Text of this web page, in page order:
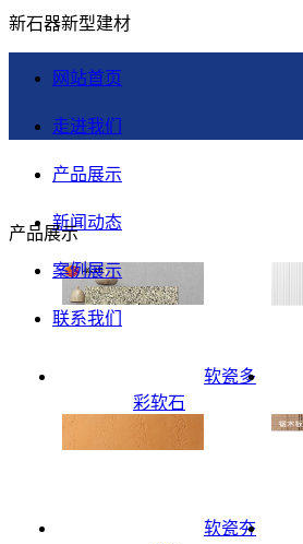
新石器新型建材
网站首页
走进我们
产品展示
新闻动态
案例展示
联系我们
产品展示
软瓷多
彩软石
软瓷夯